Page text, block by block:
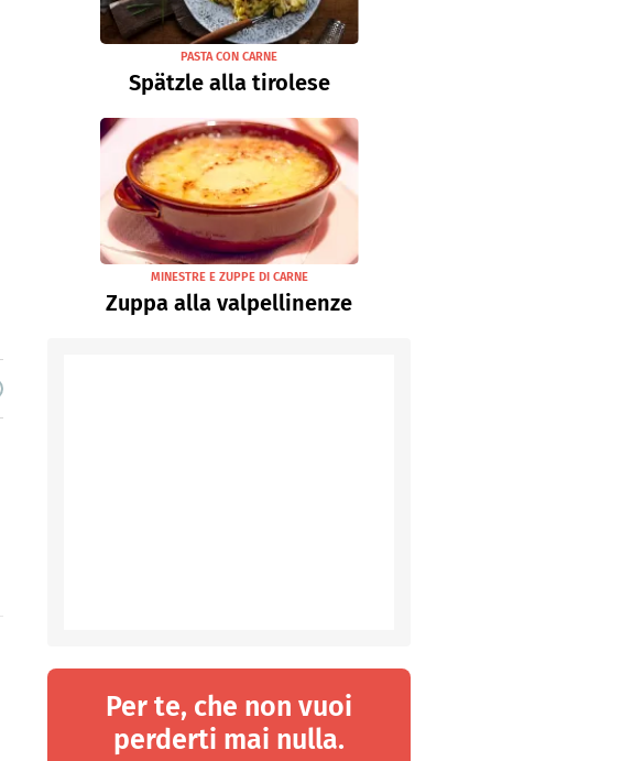
PASTA CON CARNE
Spätzle alla tirolese
MINESTRE E ZUPPE DI CARNE
Zuppa alla valpellinenze
Per te, che non vuoi
perderti mai nulla.